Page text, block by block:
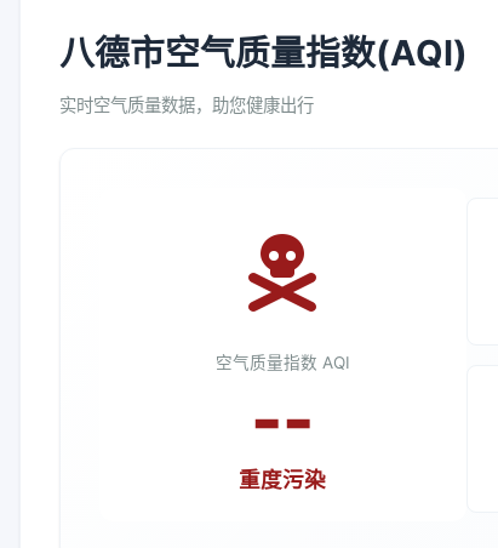
八德市空气质量指数(AQI)
实时空气质量数据，助您健康出行
空气质量指数 AQI
--
重度污染